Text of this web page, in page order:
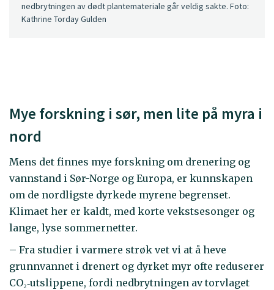
nedbrytningen av dødt plantemateriale går veldig sakte. Foto:
Kathrine Torday Gulden
Mye forskning i sør, men lite på myra i
nord
Mens det finnes mye forskning om drenering og
vannstand i Sør-Norge og Europa, er kunnskapen
om de nordligste dyrkede myrene begrenset.
Klimaet her er kaldt, med korte vekstsesonger og
lange, lyse sommernetter.
– Fra studier i varmere strøk vet vi at å heve
grunnvannet i drenert og dyrket myr ofte reduserer
CO₂‑utslippene, fordi nedbrytningen av torvlaget